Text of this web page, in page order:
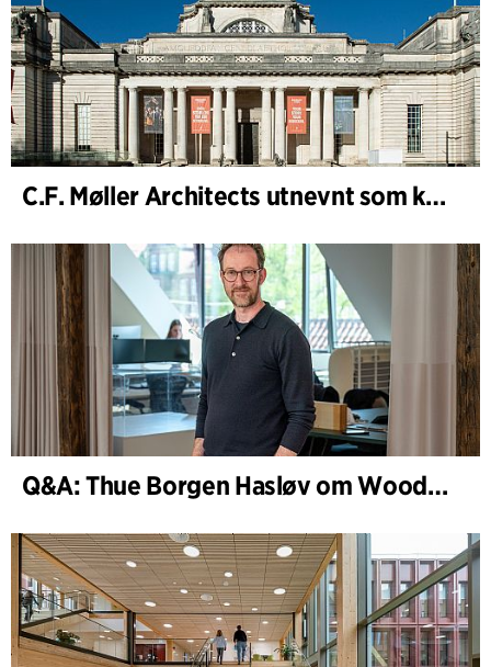
C.F. Møller Architects utnevnt som konseptarkitekt for prosjektet National Museum Cardiff
Q&A: Thue Borgen Hasløv om WoodHub